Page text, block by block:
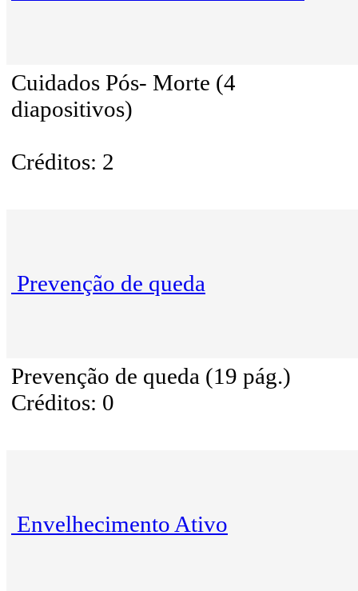
Cuidados Pós- Morte (4
diapositivos)
Créditos: 2
Prevenção de queda
Prevenção de queda (19 pág.)
Créditos: 0
Envelhecimento Ativo